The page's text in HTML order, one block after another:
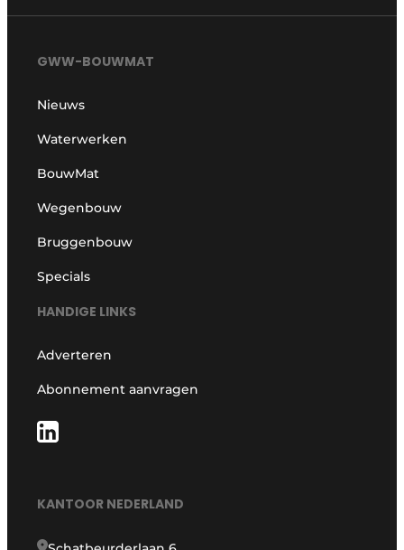
GWW-BOUWMAT
Nieuws
Waterwerken
BouwMat
Wegenbouw
Bruggenbouw
Specials
HANDIGE LINKS
Adverteren
Abonnement aanvragen
KANTOOR NEDERLAND